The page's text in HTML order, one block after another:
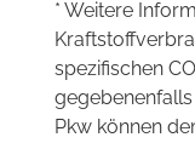
* Weitere
spezifischen CO
Pkw können